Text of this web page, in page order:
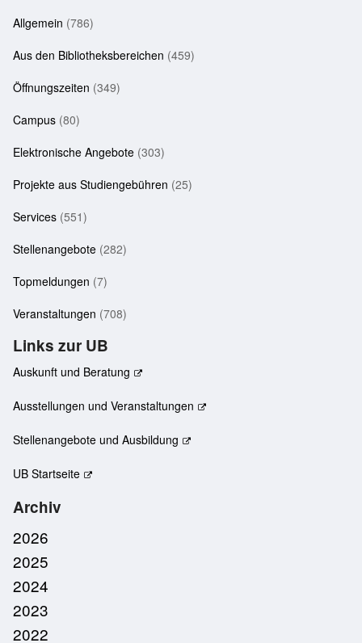
Allgemein (786)
Aus den Bibliotheksbereichen (459)
Öffnungszeiten (349)
Campus (80)
Elektronische Angebote (303)
Projekte aus Studiengebühren (25)
Services (551)
Stellenangebote (282)
Topmeldungen (7)
Veranstaltungen (708)
Links zur UB
Auskunft und Beratung
Ausstellungen und Veranstaltungen
Stellenangebote und Ausbildung
UB Startseite
Archiv
2026
2025
2024
2023
2022